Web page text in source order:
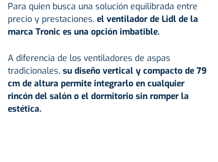
Para quien busca una solución equilibrada entre
precio y prestaciones, el ventilador de Lidl de la
marca Tronic es una opción imbatible.
A diferencia de los ventiladores de aspas
tradicionales, su diseño vertical y compacto de 79
cm de altura permite integrarlo en cualquier
rincón del salón o el dormitorio sin romper la
estética.